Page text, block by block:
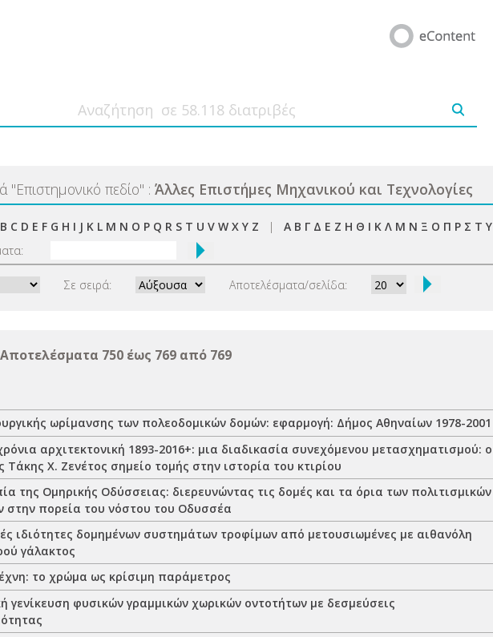
"Επιστημονικό πεδίο" : Άλλες Επιστήμες Μηχανικού και Τεχνολογίες
B C D E F G H I J K L M N O P Q R S T U V W X Y Z | Α Β Γ Δ Ε Ζ Η Θ Ι Κ Λ Μ Ν Ξ Ο Π Ρ Σ Τ Υ
Σε σειρά: Αποτελέσματα/σελίδα:
Αποτελέσματα 750 έως 769 από 769
ωρίμανσης των πολεοδομικών δομών: εφαρμογή: Δήμος Αθηναίων 1978-2001
αρχιτεκτονική 1893-2016+: μια διαδικασία συνεχόμενου μετασχηματισμού: ο
Τάκης Χ. Ζενέτος σημείο τομής στην ιστορία του κτιρίου
της Ομηρικής Οδύσσειας: διερευνώντας τις δομές και τα όρια των πολιτισμικών
στην πορεία του νόστου του Οδυσσέα
ιδιότητες δομημένων συστημάτων τροφίμων από μετουσιωμένες με αιθανόλη
γάλακτος
το χρώμα ως κρίσιμη παράμετρος
γενίκευση φυσικών γραμμικών χωρικών οντοτήτων με δεσμεύσεις